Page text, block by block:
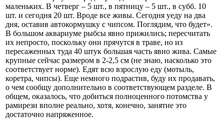
маленьких. В четверг – 5 шт., в пятницу – 5 шт., в субб. 10
шт. и сегодня 20 шт. Вроде все живы. Сегодня уеду на два
дня, оставив автокормушку с чипсом. Поглядим, что будет».
В большом аквариуме рыбсы явно прижились; пересчитать
их непросто, поскольку они прячутся в траве, но из
пересаженных туда 40 штук большая часть явно жива. Самые
крупные сейчас размером в 2-2,5 см (не знаю, насколько это
соответствует норме). Едят всю взрослую еду (мотыль,
коретра, чипсы). Еще немного подрастив, буду их продавать,
о чем сообщу дополнительно в соответствующем разделе. В
общем, оказалось, что добиться полноценного потомства у
рамирези вполне реально, хотя, конечно, занятие это
достаточно напряженное.